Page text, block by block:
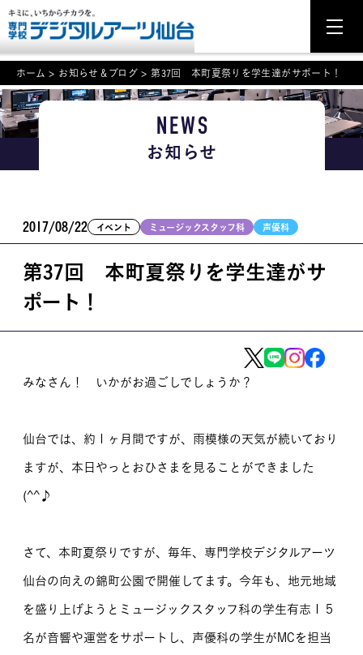
NEWS
学科・専攻案内
学校案内
就職・資格
MOVIE
留学生のみなさま
保護者のみなさま
企業のみなさま
資料請求
お問い合わせ
交通アクセス
学校情報公開
よくある質問
個人情報保護
ホーム > お知らせ＆ブログ > 第37回 本町夏祭りを学生達がサポート！
NEWS
お知らせ
2017/08/22 イベント ミュージックスタッフ科 声優科
第37回 本町夏祭りを学生達がサ
ポート！
みなさん！ いかがお過ごしでしょうか？
仙台では、約１ヶ月間ですが、雨模様の天気が続いており
ますが、本日やっとおひさまを見ることができました
(^^♪
さて、本町夏祭りですが、毎年、専門学校デジタルアーツ
仙台の向えの錦町公園で開催してます。今年も、地元地域
を盛り上げようとミュージックスタッフ科の学生有志１５
名が音響や運営をサポートし、声優科の学生がMCを担当